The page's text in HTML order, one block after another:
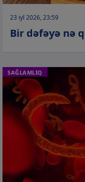
23 iyl 2026, 23:59
Bir dəfəyə nə
SAĞLAMLIQ